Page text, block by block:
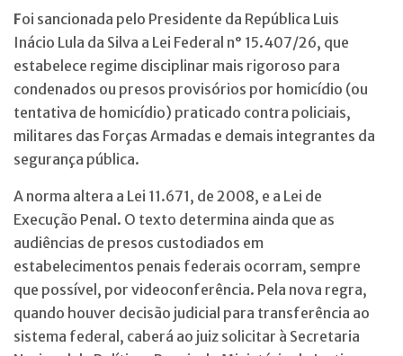
Foi sancionada pelo Presidente da República Luis
Inácio Lula da Silva a Lei Federal n° 15.407/26, que
estabelece regime disciplinar mais rigoroso para
condenados ou presos provisórios por homicídio (ou
tentativa de homicídio) praticado contra policiais,
militares das Forças Armadas e demais integrantes da
segurança pública.
A norma altera a Lei 11.671, de 2008, e a Lei de
Execução Penal. O texto determina ainda que as
audiências de presos custodiados em
estabelecimentos penais federais ocorram, sempre
que possível, por videoconferência. Pela nova regra,
quando houver decisão judicial para transferência ao
sistema federal, caberá ao juiz solicitar à Secretaria